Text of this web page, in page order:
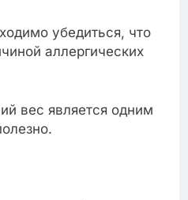
убедиться, что
аллергических
вес является одним